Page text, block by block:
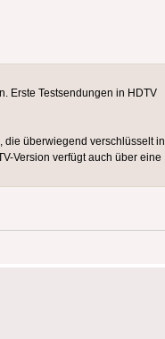
Erste Testsendungen in HDTV
die überwiegend verschlüsselt in
Version verfügt auch über eine